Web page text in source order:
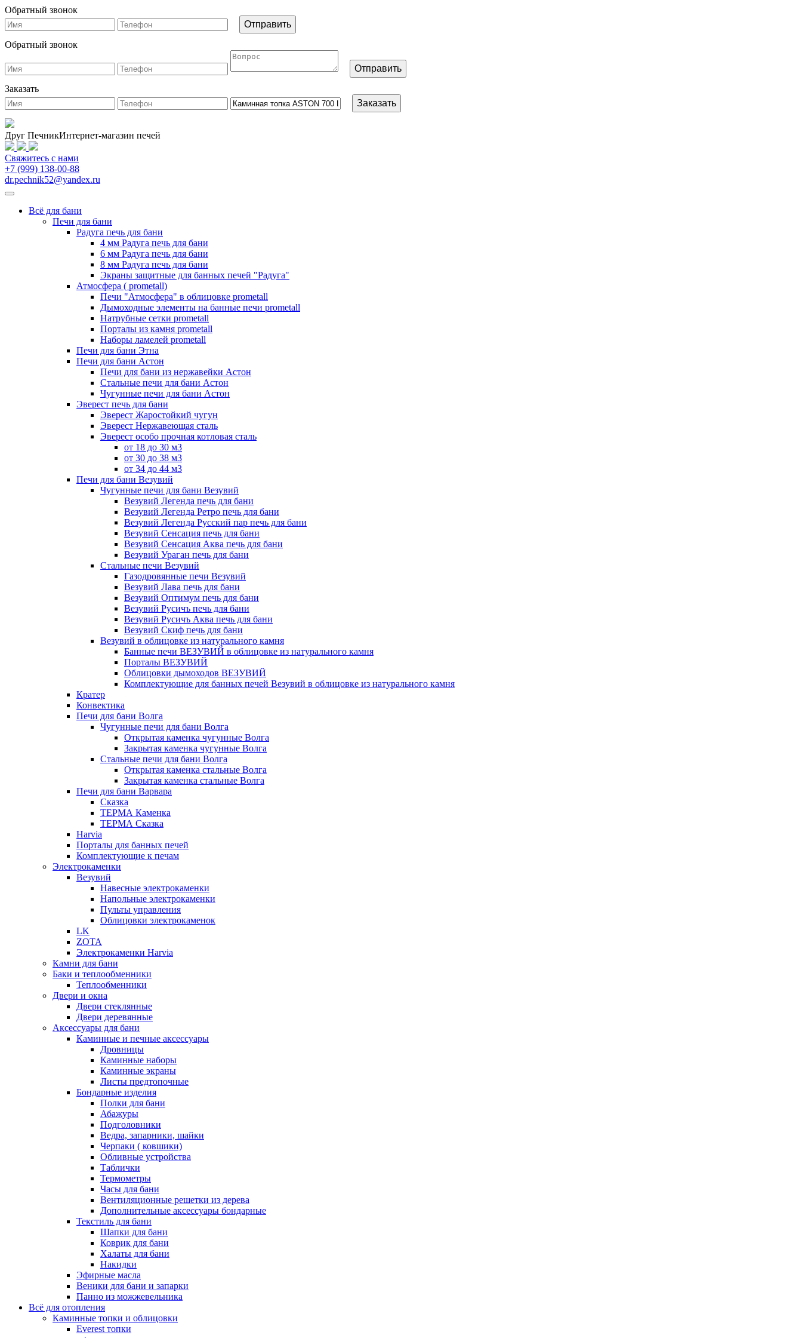
Обратный звонок
Обратный звонок
Заказать
Друг ПечникИнтернет-магазин печей
Свяжитесь с нами
+7 (999) 138-00-88
dr.pechnik52@yandex.ru
Всё для бани
Печи для бани
Радуга печь для бани
4 мм Радуга печь для бани
6 мм Радуга печь для бани
8 мм Радуга печь для бани
Экраны защитные для банных печей "Радуга"
Атмосфера ( prometall)
Печи "Атмосфера" в облицовке prometall
Дымоходные элементы на банные печи prometall
Натрубные сетки prometall
Порталы из камня prometall
Наборы ламелей prometall
Печи для бани Этна
Печи для бани Астон
Печи для бани из нержавейки Астон
Стальные печи для бани Астон
Чугунные печи для бани Астон
Эверест печь для бани
Эверест Жаростойкий чугун
Эверест Нержавеющая сталь
Эверест особо прочная котловая сталь
от 18 до 30 м3
от 30 до 38 м3
от 34 до 44 м3
Печи для бани Везувий
Чугунные печи для бани Везувий
Везувий Легенда печь для бани
Везувий Легенда Ретро печь для бани
Везувий Легенда Русский пар печь для бани
Везувий Сенсация печь для бани
Везувий Сенсация Аква печь для бани
Везувий Ураган печь для бани
Стальные печи Везувий
Газодровянные печи Везувий
Везувий Лава печь для бани
Везувий Оптимум печь для бани
Везувий Русичъ печь для бани
Везувий Русичъ Аква печь для бани
Везувий Скиф печь для бани
Везувий в облицовке из натурального камня
Банные печи ВЕЗУВИЙ в облицовке из натурального камня
Порталы ВЕЗУВИЙ
Облицовки дымоходов ВЕЗУВИЙ
Комплектующие для банных печей Везувий в облицовке из натурального камня
Кратер
Конвектика
Печи для бани Волга
Чугунные печи для бани Волга
Открытая каменка чугунные Волга
Закрытая каменка чугунные Волга
Стальные печи для бани Волга
Открытая каменка стальные Волга
Закрытая каменка стальные Волга
Печи для бани Варвара
Сказка
ТЕРМА Каменка
ТЕРМА Сказка
Harvia
Порталы для банных печей
Комплектующие к печам
Электрокаменки
Везувий
Навесные электрокаменки
Напольные электрокаменки
Пульты управления
Облицовки электрокаменок
LK
ZOTA
Электрокаменки Harvia
Камни для бани
Баки и теплообменники
Теплообменники
Двери и окна
Двери стеклянные
Двери деревянные
Аксессуары для бани
Каминные и печные аксессуары
Дровницы
Каминные наборы
Каминные экраны
Листы предтопочные
Бондарные изделия
Полки для бани
Абажуры
Подголовники
Ведра, запарники, шайки
Черпаки ( ковшики)
Обливные устройства
Таблички
Термометры
Часы для бани
Вентиляционные решетки из дерева
Дополнительные аксессуары бондарные
Текстиль для бани
Шапки для бани
Коврик для бани
Халаты для бани
Накидки
Эфирные масла
Веники для бани и запарки
Панно из можжевельника
Всё для отопления
Каминные топки и облицовки
Everest топки